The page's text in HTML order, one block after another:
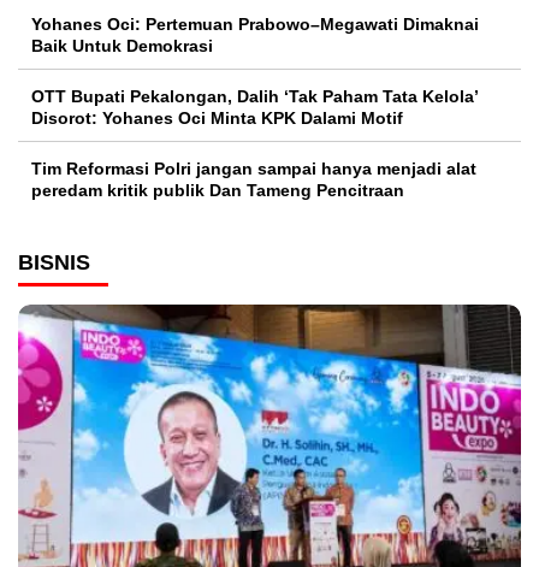
Yohanes Oci: Pertemuan Prabowo–Megawati Dimaknai
Baik Untuk Demokrasi
OTT Bupati Pekalongan, Dalih ‘Tak Paham Tata Kelola’
Disorot: Yohanes Oci Minta KPK Dalami Motif
Tim Reformasi Polri jangan sampai hanya menjadi alat
peredam kritik publik Dan Tameng Pencitraan
BISNIS